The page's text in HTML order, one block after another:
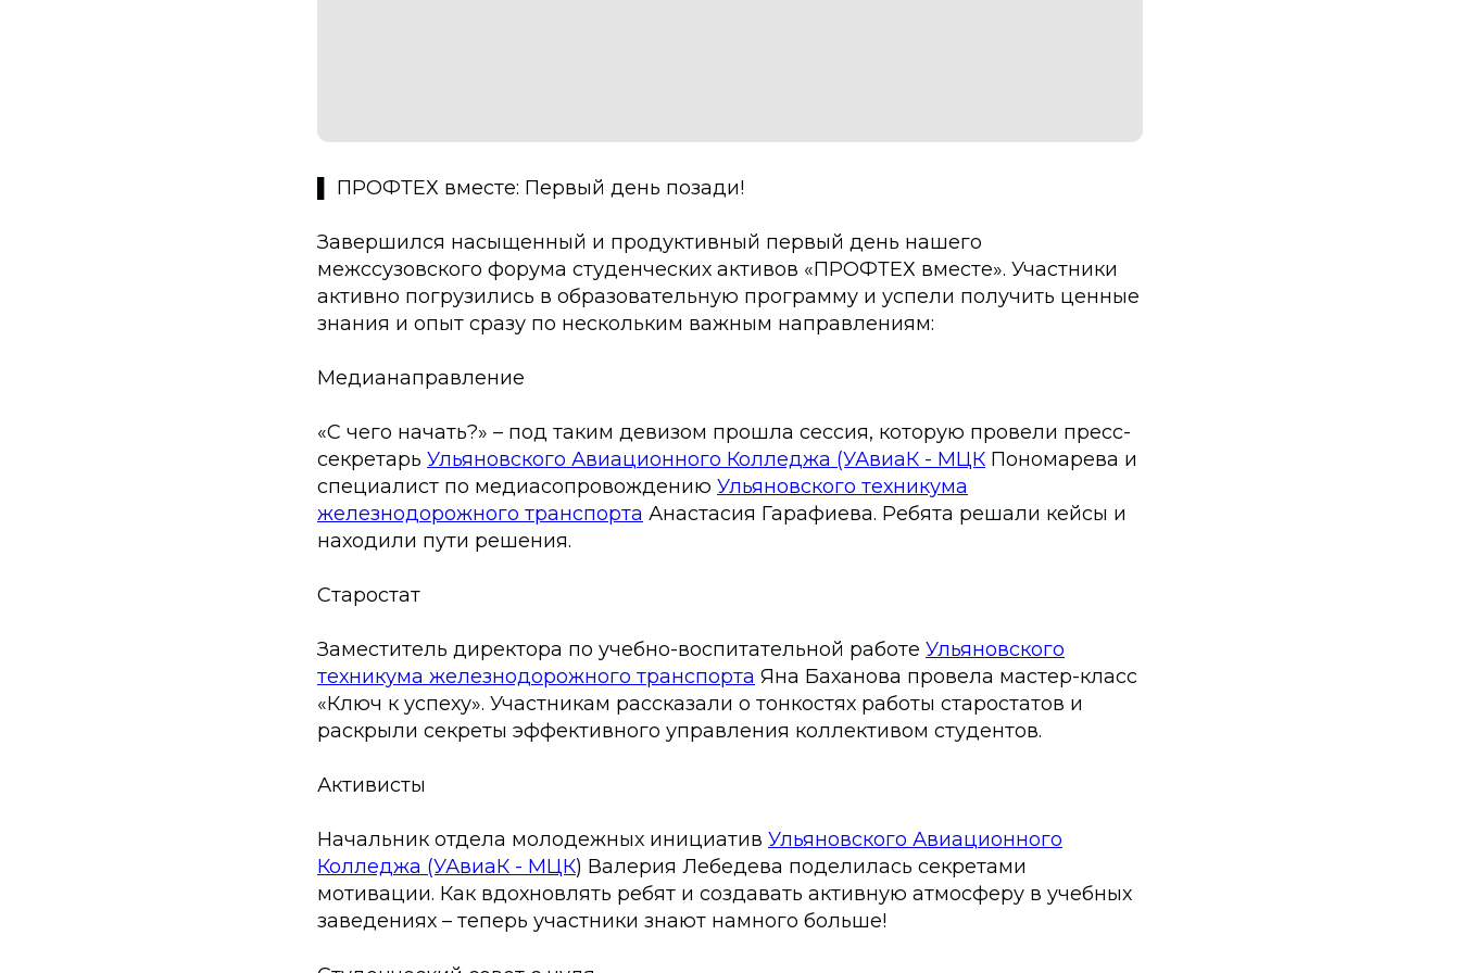
▌ ПРОФТЕХ вместе: Первый день позади!
Завершился насыщенный и продуктивный первый день нашего
межссузовского форума студенческих активов «ПРОФТЕХ вместе». Участники
активно погрузились в образовательную программу и успели получить ценные
знания и опыт сразу по нескольким важным направлениям:
Медианаправление
«С чего начать?» – под таким девизом прошла сессия, которую провели пресс-
секретарь Ульяновского Авиационного Колледжа (УАвиаК - МЦК Пономарева и
специалист по медиасопровождению Ульяновского техникума
железнодорожного транспорта Анастасия Гарафиева. Ребята решали кейсы и
находили пути решения.
Старостат
Заместитель директора по учебно-воспитательной работе Ульяновского
техникума железнодорожного транспорта Яна Баханова провела мастер-класс
«Ключ к успеху». Участникам рассказали о тонкостях работы старостатов и
раскрыли секреты эффективного управления коллективом студентов.
Активисты
Начальник отдела молодежных инициатив Ульяновского Авиационного
Колледжа (УАвиаК - МЦК) Валерия Лебедева поделилась секретами
мотивации. Как вдохновлять ребят и создавать активную атмосферу в учебных
заведениях – теперь участники знают намного больше!